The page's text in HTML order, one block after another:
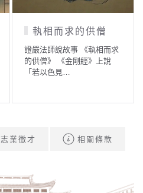
執相而求的供僧
證嚴法師說故事 《執相而求
的供僧》 《金剛經》上說
「若以色見…
志業徵才 相關條款